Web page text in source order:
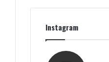
Instagram